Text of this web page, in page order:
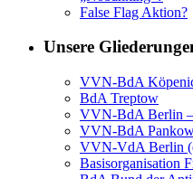
False Flag Aktion?
Unsere
VVN-BdA
BdA Treptow
VVN-BdA Berlin
VVN-BdA
VVN-VdA Berlin
Basisorganisation